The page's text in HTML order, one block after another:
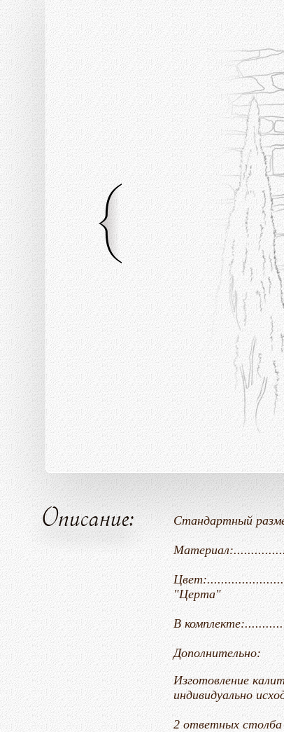
Описание: Стандартный
"Церта"
В
Дополнительно:
Изготовление
индивидуально
2 ответных